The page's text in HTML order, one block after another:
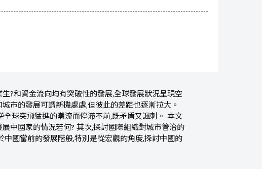
?和資金流向均有突破性的發展,全球發展狀況呈現空
市的發展可謂新機處處,但彼此的差距也逐漸拉大。
球突飛猛進的潮流而停滯不前,既矛盾又諷刺。 本文
中國家的情況若何? 其次,探討國際組織對城市管治的
國當前的發展階般,特別是從宏觀的角度,探討中國的